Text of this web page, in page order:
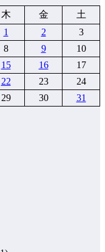
木 金
土
1
2
3
8 9
10
15 16
17
22 23
24
29 30
31